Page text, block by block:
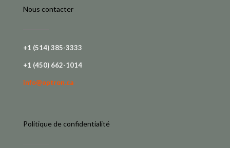
Nous contacter
+1 (514) 385-3333
+1 (450) 662-1014
info@optron.ca
Politique de confidentialité